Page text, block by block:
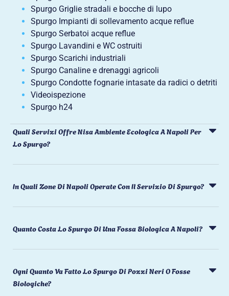
Spurgo Griglie stradali e bocche di lupo
Spurgo Impianti di sollevamento acque reflue
Spurgo Serbatoi acque reflue
Spurgo Lavandini e WC ostruiti
Spurgo Scarichi industriali
Spurgo Canaline e drenaggi agricoli
Spurgo Condotte fognarie intasate da radici o detriti
Videoispezione
Spurgo h24
Quali Servizi Offre Nisa Ambiente Ecologica A Napoli Per
Lo Spurgo?
In Quali Zone Di Napoli Operate Con Il Servizio Di Spurgo?
Quanto Costa Lo Spurgo Di Una Fossa Biologica A Napoli?
Ogni Quanto Va Fatto Lo Spurgo Di Pozzi Neri O Fosse
Biologiche?